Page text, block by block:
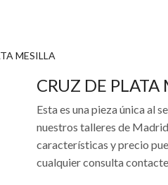
MESILLA
CRUZ DE PLATA
Esta es una pieza única al
nuestros talleres de
características y precio
cualquier consulta